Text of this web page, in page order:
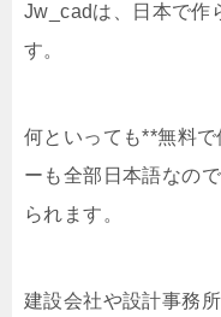
Jw_cadは、日本で作
す。
何といっても**無料
ーも全部日本語なの
られます。
建設会社や設計事務